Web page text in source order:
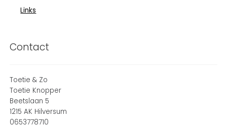
Links
Contact
Toetie & Zo
Toetie Knopper
Beetslaan 5
1215 AK Hilversum
0653778710